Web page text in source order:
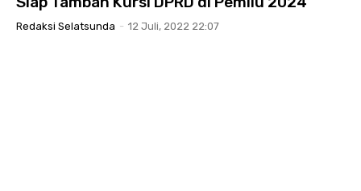
Redaksi Selatsunda - 12 Juli, 2022 22:07